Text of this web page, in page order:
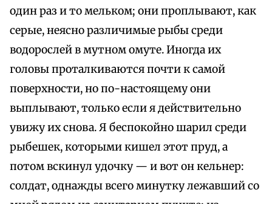
один раз и то мельком; они проплывают, как
серые, неясно различимые рыбы среди
водорослей в мутном омуте. Иногда их
головы проталкиваются почти к самой
поверхности, но по-настоящему они
выплывают, только если я действительно
увижу их снова. Я беспокойно шарил среди
рыбешек, которыми кишел этот пруд, а
потом вскинул удочку — и вот он кельнер:
солдат, однажды всего минутку лежавший со